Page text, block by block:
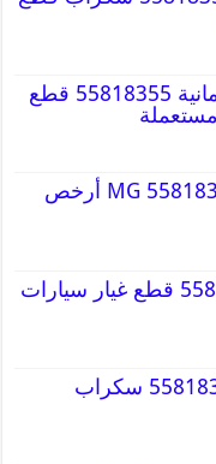
قطع غيار سيارات المانية 55818355 قطع
مستعملة
قطع غيار أم جي MG 55818355 أرخص
قطع غيار كيا 55818355 قطع غيار سيارات
قطع غيار باجيرو 55818355 سكراب